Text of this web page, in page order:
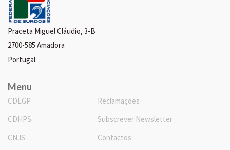
Praceta Miguel Cláudio, 3-B
2700-585 Amadora
Portugal
Menu
CDLGP
CDHPS
CNJS
Reclamações
Subscrever Newsletter
Contactos